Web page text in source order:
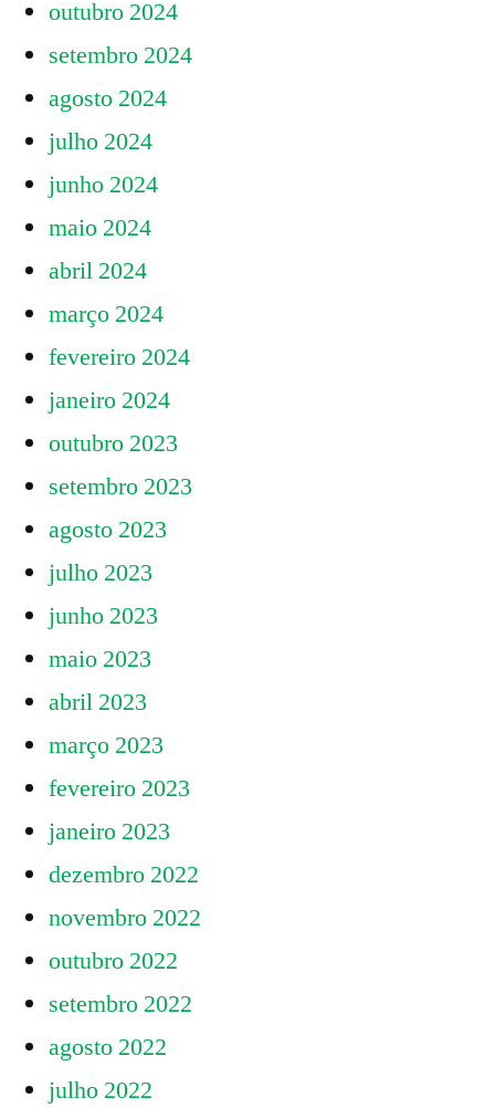
outubro 2024
setembro 2024
agosto 2024
julho 2024
junho 2024
maio 2024
abril 2024
março 2024
fevereiro 2024
janeiro 2024
outubro 2023
setembro 2023
agosto 2023
julho 2023
junho 2023
maio 2023
abril 2023
março 2023
fevereiro 2023
janeiro 2023
dezembro 2022
novembro 2022
outubro 2022
setembro 2022
agosto 2022
julho 2022